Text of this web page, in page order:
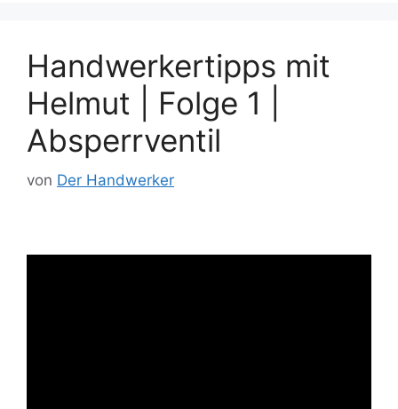
Handwerkertipps mit
Helmut | Folge 1 |
Absperrventil
von Der Handwerker